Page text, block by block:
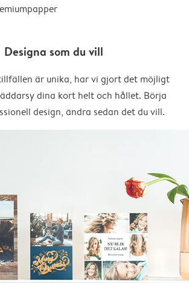
Designa som du vill
är unika, har vi gjort det möjligt
dina kort helt och hållet. Börja
design, ändra sedan det du vill.